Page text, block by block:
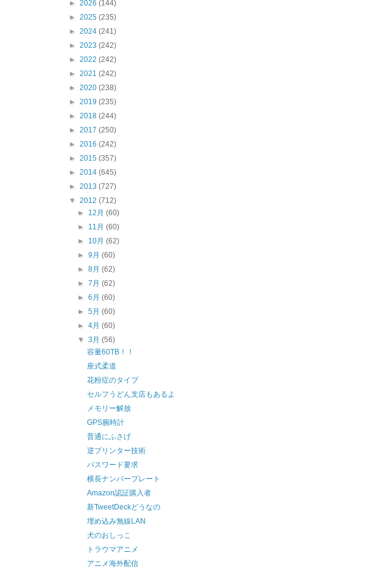
► 2026 (144)
► 2025 (235)
► 2024 (241)
► 2023 (242)
► 2022 (242)
► 2021 (242)
► 2020 (238)
► 2019 (235)
► 2018 (244)
► 2017 (250)
► 2016 (242)
► 2015 (357)
► 2014 (645)
► 2013 (727)
▼ 2012 (712)
► 12月(60)
► 11月(60)
► 10月(62)
►9月(60)
►8月(62)
►7月(62)
►6月(60)
►5月(60)
►4月(60)
▼3月(56)
容量60TB！！
座式柔道
花粉症のタイプ
セルフうどん支店もあるよ
メモリー解放
GPS腕時計
普通にふさげ
逆プリンター技術
パスワード要求
横長ナンバープレート
Amazon認証購入者
新TweetDeckどうなの
埋め込み無線LAN
犬のおしっこ
トラウマアニメ
アニメ海外配信